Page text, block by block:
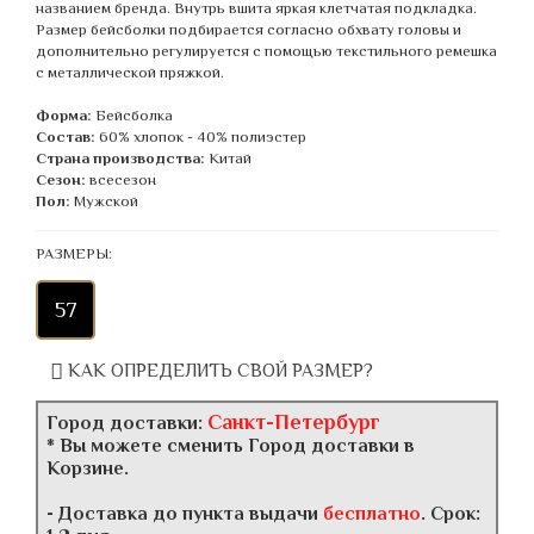
названием бренда. Внутрь вшита яркая клетчатая подкладка.
Размер бейсболки подбирается согласно обхвату головы и
дополнительно регулируется с помощью текстильного ремешка
с металлической пряжкой.
Форма: Бейсболка
Состав: 60% хлопок - 40% полиэстер
Страна производства: Китай
Сезон: всесезон
Пол: Мужской
РАЗМЕРЫ:
57
КАК ОПРЕДЕЛИТЬ СВОЙ РАЗМЕР?
Город доставки: Санкт-Петербург
* Вы можете сменить Город доставки в
Корзине.
- Доставка до пункта выдачи бесплатно. Срок: